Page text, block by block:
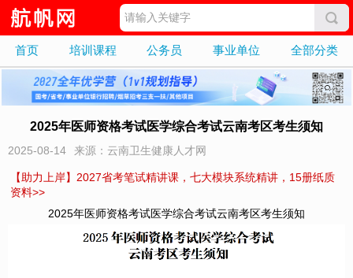
首页 培训课程 公务员 事业单位 全部分类
2025年医师资格考试医学综合考试云南考区考生须知
2025-08-14 来源：云南卫生健康人才网
【助力上岸】2027省考笔试精讲课，七大模块系统精讲，15册纸质
资料>>
2025年医师资格考试医学综合考试云南考区考生须知